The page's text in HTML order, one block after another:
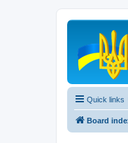
Quick links
Board